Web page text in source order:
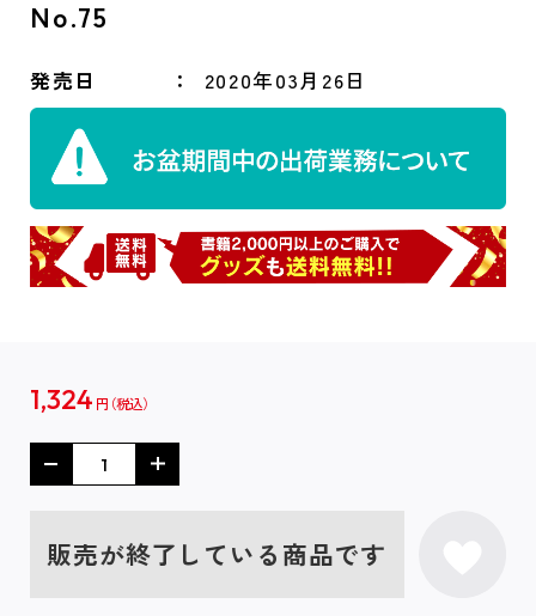
No.75
発売日 2020年03月26日
1,324 円
販売が終了している商品です